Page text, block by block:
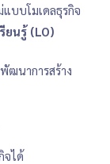
บบโมเดลธุรกิจ
ยนรู้ (LO)
ฒนาการสร้าง
จได้